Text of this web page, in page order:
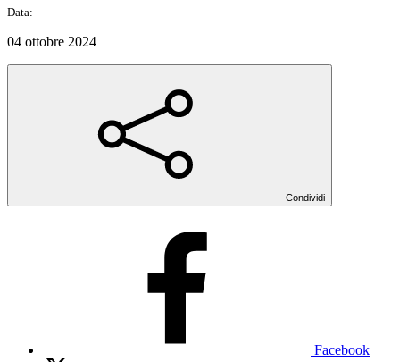
Data:
04 ottobre 2024
Condividi
Facebook